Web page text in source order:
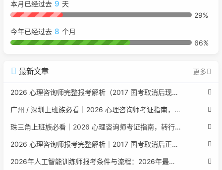
本月已经过去 9 天
29%
今年已经过去 8 个月
66%
最新文章 更多
2026 心理咨询师完整报考解析（2017 国考取消后现行权威体系 + 避坑全指南）
广州 / 深圳上班族必看｜2026 心理咨询师考证指南，转行副业、情绪疏导双收益
珠三角上班族必看｜2026 心理咨询师考证指南，转行副业、情绪疏导双收益
2026 心理咨询师报考完整解析｜2017 国考取消后正规报考标准、流程避坑指南
2026年人工智能训练师报考条件与流程：2026年最新官方要求全面解读